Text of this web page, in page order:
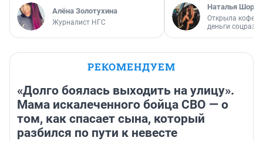
Алёна Золотухина
Журналист НГС
Наталья
Открыла
деньги
РЕКОМЕНДУЕМ
«Долго боялась выходить на улицу».
Мама искалеченного бойца СВО — о
том, как спасает сына, который
разбился по пути к невесте